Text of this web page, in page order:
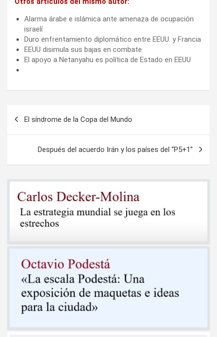
Alarma árabe e islámica ante amenaza de ocupación
israelí
Duro enfrentamiento diplomático entre EEUU. y Francia
EEUU disimula sus bajas en combate
El apoyo a Netanyahu es política de Estado en EEUU
entradas
El síndrome de la Copa del Mundo
Después del acuerdo Irán y los países del “P5+1”